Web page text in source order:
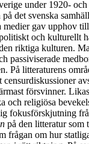
under 1920- och
det svenska
medier gav upphov
och kulturellt
riktiga kulturen.
passiviserade
På litteraturens
försvinner.
och religiösa
fokusförskjutning
på den litteratur som
frågan om hur